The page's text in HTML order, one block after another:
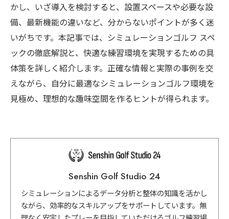
かし、いざ導入を検討すると、設置スペースや必要な設
備、最新機能の違いなど、分からないポイントが多く迷
いがちです。本記事では、シミュレーションゴルフ スペ
ックの徹底解説と、快適な練習環境を実現するための具
体策を詳しく紹介します。正確な情報と実際の事例を交
えながら、自分に最適なシミュレーションゴルフ環境を
見極め、理想的な趣味空間を作るヒントが得られます。
Senshin Golf Studio 24
シミュレーションによるデータ分析と整体の知識を活かし
ながら、効率的なスキルアップをサポートしています。無